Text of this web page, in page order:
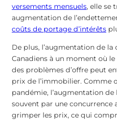
versements mensuels, elle se
augmentation de
coûts de portage d’intérêts
De plus, l’augmentation de
Canadiens à un moment où
des problèmes d’offre peut
prix de l’immobilier. Comme
pandémie, l’augmentation de
souvent par une concurrence
grimper les prix, ce qui